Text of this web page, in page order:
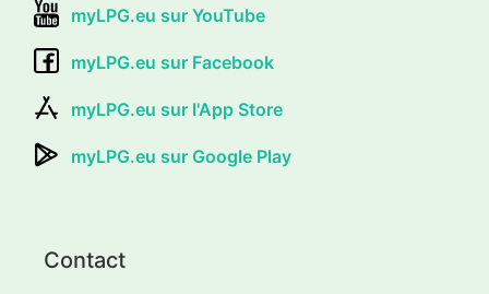
myLPG.eu sur YouTube
myLPG.eu sur Facebook
myLPG.eu sur l'App Store
myLPG.eu sur Google Play
Contact